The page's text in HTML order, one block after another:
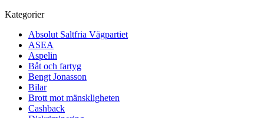
Kategorier
Absolut Saltfria Vägpartiet
ASEA
Aspelin
Båt och fartyg
Bengt Jonasson
Bilar
Brott mot mänskligheten
Cashback